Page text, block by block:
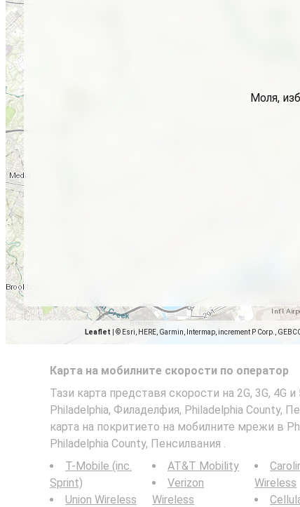
Leaflet © Esri, HERE, Garmin, Intermap, increment P Corp.,
Моля,
Карта на мобилните скорости по оператор
Тази карта представя скорости на 2G, 3G, 4G
Philadelphia, Филаделфия, Philadelphia County,
карта на покритието на мобилните мрежи в
Philadelphia County, Пенсилвания .
T-Mobile (inc.
Sprint)
Union Wireless
AT&T Mobility
Verizon
Wireless
Wireless